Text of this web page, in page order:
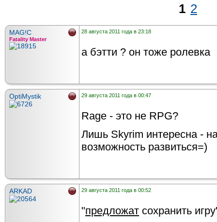
1 2
MAG!C
Fatality Master
28 августа 2011 года в 23:18
а бэтти ? он тоже ролевка
OptiMystik 29 августа 2011 года в 00:47
Rage - это не RPG?
Лишь Skyrim интересна -
возможность развиться=)
ARKAD 29 августа 2011 года в 00:52
"предложат сохранить